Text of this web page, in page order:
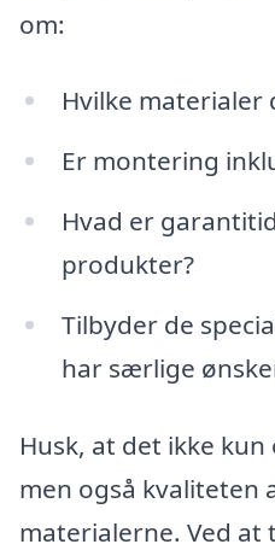
om:
Hvilke materialer
Er montering
Hvad er
produkter?
Tilbyder de
har særlige
Husk, at det ikke
men også kvaliteten
materialerne. Ved at